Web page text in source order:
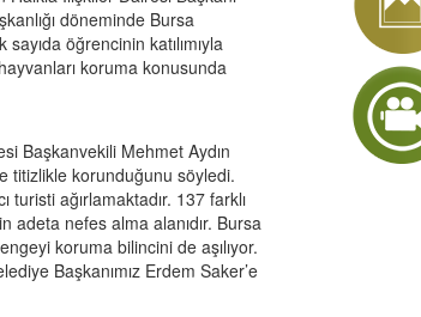
döneminde Bursa
öğrencinin katılımıyla
koruma konusunda
Başkanvekili Mehmet Aydın
titizlikle korunduğunu söyledi.
turisti ağırlamaktadır. 137 farklı
adeta nefes alma alanıdır. Bursa
koruma bilincini de aşılıyor.
Başkanımız Erdem Saker’e